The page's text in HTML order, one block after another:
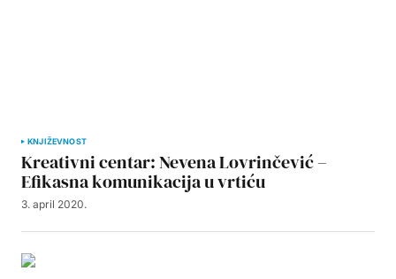
KNJIŽEVNOST
Kreativni centar: Nevena Lovrinčević –
Efikasna komunikacija u vrtiću
3. april 2020.